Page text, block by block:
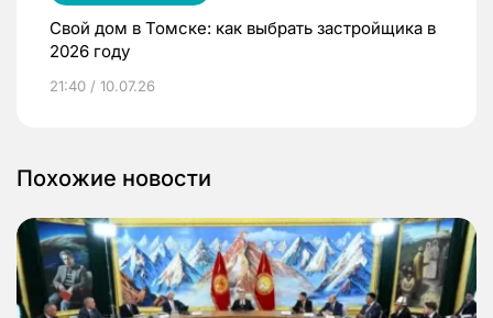
Свой дом в Томске: как выбрать застройщика в
2026 году
21:40 / 10.07.26
Похожие новости